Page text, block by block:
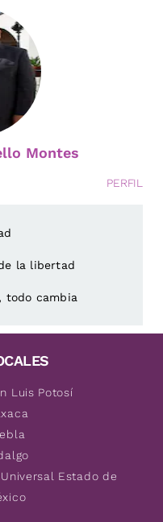
Montes
PERFIL
la libertad
todo cambia
Luis Potosí
Estado de